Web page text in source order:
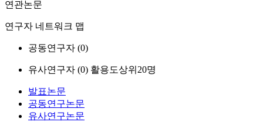
연관논문
연구자 네트워크 맵
공동연구자 (0)
유사연구자 (0) 활용도상위20명
발표논문
공동연구논문
유사연구논문